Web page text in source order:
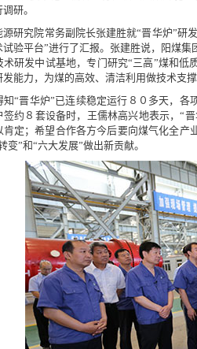
研。
研究院常务副院长张建胜就“晋华炉”研
验平台”进行了汇报。张建胜说，阳煤
术研发中试基地，专门研究“三高”煤和
能力，为煤的高效、清洁利用做技术支
知“晋华炉”已连续稳定运行８０多天，
签约８套设备时，王儒林高兴地表示，“
肯定；希望合作各方今后要向煤气化全
变”和“六大发展”做出新贡献。